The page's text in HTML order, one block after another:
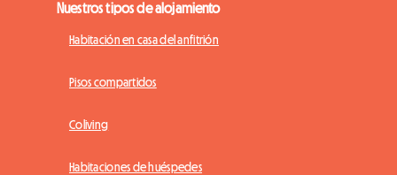
Nuestros tipos de alojamiento
Habitación en casa del anfitrión
Pisos compartidos
Coliving
Habitaciones de huéspedes